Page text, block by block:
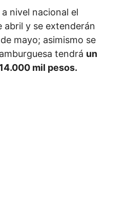
nivel nacional el
abril y se extenderán
mayo; asimismo se
tendrá un
mil pesos.